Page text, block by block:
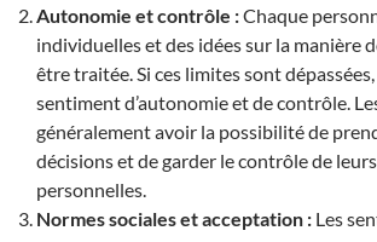
Autonomie et contrôle :Chaque
individuelles et des idées sur la manière
être traitée. Si ces limites sont
sentiment d’autonomie et de contrôle.
généralement avoir la possibilité de
décisions et de garder le contrôle de
personnelles.
Normes sociales et acceptation : Les